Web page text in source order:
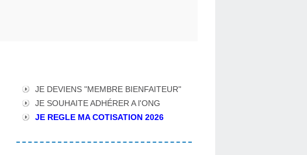
JE DEVIENS "MEMBRE BIENFAITEUR"
JE SOUHAITE ADHÉRER A l'ONG
JE REGLE MA COTISATION 2026